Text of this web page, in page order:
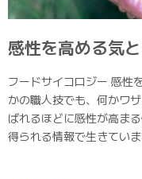
感性を高める気
フードサイコロジー 感性
かの職人技でも、何かワ
ばれるほどに感性が高ま
得られる情報で生きてい